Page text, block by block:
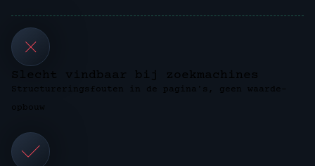
Slecht vindbaar bij zoekmachines
Structureringsfouten in de pagina's, geen waarde-
opbouw